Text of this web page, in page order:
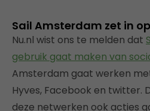
Sail Amsterdam zet in
Nu.nl wist ons te melden dat
gebruik gaat maken van
Amsterdam gaat werken
Hyves, Facebook en twitter.
deze netwerken ook acties